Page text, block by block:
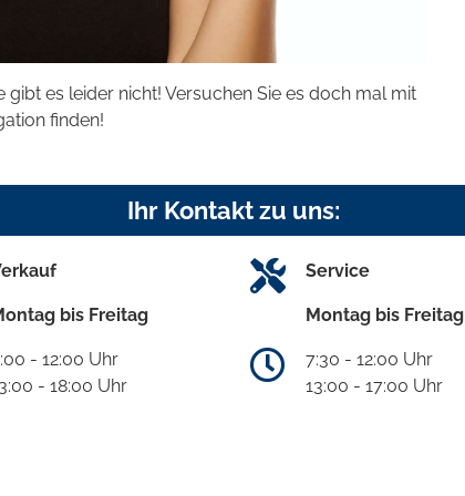
es leider nicht! Versuchen Sie es doch mal mit
finden!
Ihr Kontakt zu uns:
bis Freitag
- 12:00 Uhr
- 18:00 Uhr
Service
Montag bis Freitag
7:30 - 12:00 Uhr
13:00 - 17:00 Uhr